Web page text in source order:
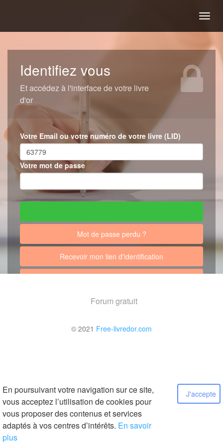
En poursuivant votre navigation sur ce site,
vous acceptez l’utilisation de cookies pour
vous proposer des contenus et services
adaptés à vos centres d’intérêts. En savoir
plus
J'accepte
Identifiez vous
Et accédez à l'interface de votre livre
d'or
Votre Email ou votre numéro de votre livre (LID)
Votre mot de passe
Mot de passe perdu ?
Recevoir mon lien d'identification
Forum gratuit
© 2021 Free-livredor.com